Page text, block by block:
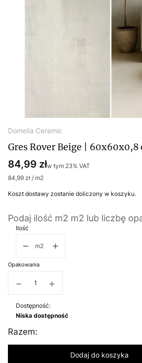
Domelia Ceramic
Gres Rover Beige | 60x60x0,8
Cena
84,99 złw tym 23% VAT
w tym 23% VAT
84,99 zł / m2
Koszt dostawy zostanie doliczony w koszyku.
Podaj ilość m2 m2 lub liczbę
Ilość
m2
Opakowania
− +
Dostępność:
Niska dostępność
Razem:
Dodaj do koszyka